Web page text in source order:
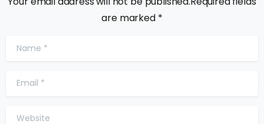
are marked *
Name*
Email*
Website